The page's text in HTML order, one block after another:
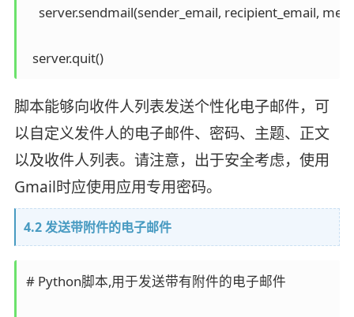
server.sendmail(sender_email, recipient_email,
  server.quit()
脚本能够向收件人列表发送个性化电子邮件，可
以自定义发件人的电子邮件、密码、主题、正文
以及收件人列表。请注意，出于安全考虑，使用
Gmail时应使用应用专用密码。
4.2 发送带附件的电子邮件
# Python脚本,用于发送带有附件的电子邮件